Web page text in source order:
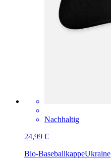
Nachhaltig
24,99 €
Bio-BaseballkappeUkraine